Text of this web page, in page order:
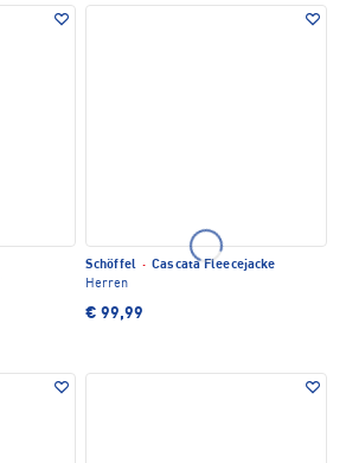
Schöffel · Cascata Fleecejacke
Herren
€ 99,99